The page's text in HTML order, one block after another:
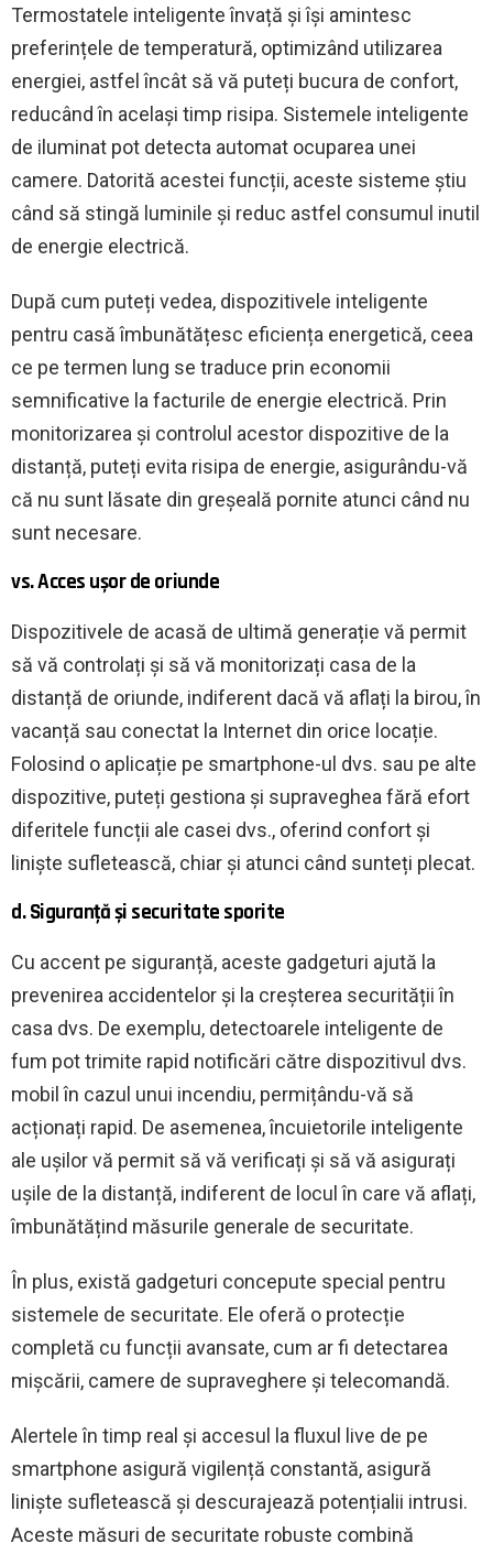
Termostatele inteligente învață și își amintesc
preferințele de temperatură, optimizând utilizarea
energiei, astfel încât să vă puteți bucura de confort,
reducând în același timp risipa. Sistemele inteligente
de iluminat pot detecta automat ocuparea unei
camere. Datorită acestei funcții, aceste sisteme știu
când să stingă luminile și reduc astfel consumul inutil
de energie electrică.
După cum puteți vedea, dispozitivele inteligente
pentru casă îmbunătățesc eficiența energetică, ceea
ce pe termen lung se traduce prin economii
semnificative la facturile de energie electrică. Prin
monitorizarea și controlul acestor dispozitive de la
distanță, puteți evita risipa de energie, asigurându-vă
că nu sunt lăsate din greșeală pornite atunci când nu
sunt necesare.
vs. Acces ușor de oriunde
Dispozitivele de acasă de ultimă generație vă permit
să vă controlați și să vă monitorizați casa de la
distanță de oriunde, indiferent dacă vă aflați la birou, în
vacanță sau conectat la Internet din orice locație.
Folosind o aplicație pe smartphone-ul dvs. sau pe alte
dispozitive, puteți gestiona și supraveghea fără efort
diferitele funcții ale casei dvs., oferind confort și
liniște sufletească, chiar și atunci când sunteți plecat.
d. Siguranță și securitate sporite
Cu accent pe siguranță, aceste gadgeturi ajută la
prevenirea accidentelor și la creșterea securității în
casa dvs. De exemplu, detectoarele inteligente de
fum pot trimite rapid notificări către dispozitivul dvs.
mobil în cazul unui incendiu, permițându-vă să
acționați rapid. De asemenea, încuietorile inteligente
ale ușilor vă permit să vă verificați și să vă asigurați
ușile de la distanță, indiferent de locul în care vă aflați,
îmbunătățind măsurile generale de securitate.
În plus, există gadgeturi concepute special pentru
sistemele de securitate. Ele oferă o protecție
completă cu funcții avansate, cum ar fi detectarea
mișcării, camere de supraveghere și telecomandă.
Alertele în timp real și accesul la fluxul live de pe
smartphone asigură vigilență constantă, asigură
liniște sufletească și descurajează potențialii intrusi.
Aceste măsuri de securitate robuste combină